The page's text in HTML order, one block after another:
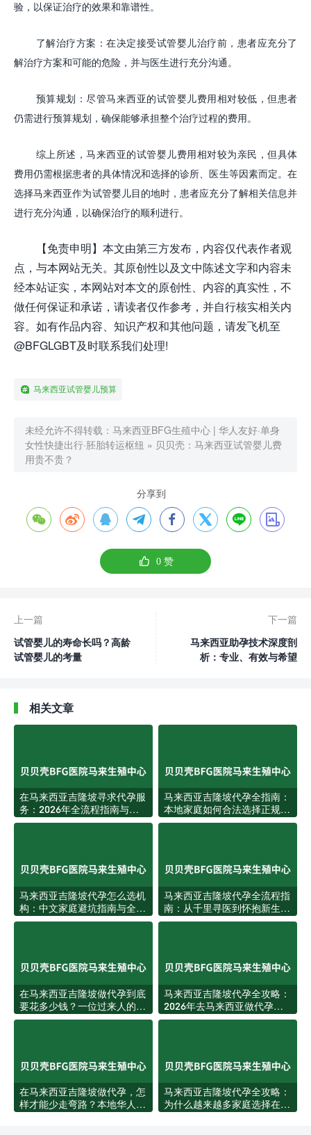
验，以保证治疗的效果和靠谱性。
了解治疗方案：在决定接受试管婴儿治疗前，患者应充分了
解治疗方案和可能的危险，并与医生进行充分沟通。
预算规划：尽管马来西亚的试管婴儿费用相对较低，但患者
仍需进行预算规划，确保能够承担整个治疗过程的费用。
综上所述，马来西亚的试管婴儿费用相对较为亲民，但具体
费用仍需根据患者的具体情况和选择的诊所、医生等因素而定。在
选择马来西亚作为试管婴儿目的地时，患者应充分了解相关信息并
进行充分沟通，以确保治疗的顺利进行。
【免责申明】本文由第三方发布，内容仅代表作者观
点，与本网站无关。其原创性以及文中陈述文字和内容未
经本站证实，本网站对本文的原创性、内容的真实性，不
做任何保证和承诺，请读者仅作参考，并自行核实相关内
容。如有作品内容、知识产权和其他问题，请发飞机至
@BFGLGBT及时联系我们处理!
马来西亚试管婴儿预算
未经允许不得转载： 马来西亚BFG生殖中心 | 华人友好·单身
女性快捷出行·胚胎转运枢纽 » 贝贝壳：马来西亚试管婴儿费
用贵不贵？
分享到
       
 0赞
上一篇
试管婴儿的寿命长吗？高龄
试管婴儿的考量
下一篇
马来西亚助孕技术深度剖
析：专业、有效与希望
相关文章
在马来西亚吉隆坡寻求代孕服
务：2026年全流程指南与专
业方案解析
马来西亚吉隆坡代孕全指南：
本地家庭如何合法选择正规代
孕服务
马来西亚吉隆坡代孕怎么选机
构：中文家庭避坑指南与全流
程攻略
马来西亚吉隆坡代孕全流程指
南：从千里寻医到怀抱新生的
每一步
在马来西亚吉隆坡做代孕到底
要花多少钱？一位过来人的真
实账本
马来西亚吉隆坡代孕全攻略：
2026年去马来西亚做代孕值
得吗？
在马来西亚吉隆坡做代孕，怎
样才能少走弯路？本地华人家
马来西亚吉隆坡代孕全攻略：
为什么越来越多家庭选择在这